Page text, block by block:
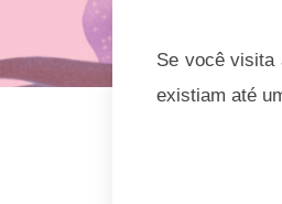
Se você visita
existiam até